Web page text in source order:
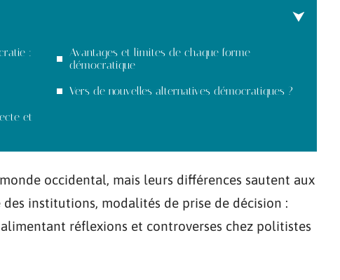
:
et
Avantages et limites de chaque forme
démocratique
Vers de nouvelles alternatives démocratiques ?
occidental, mais leurs différences sautent aux
institutions, modalités de prise de décision :
réflexions et controverses chez politistes